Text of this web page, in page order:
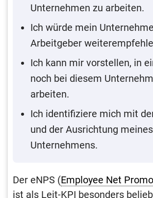
Unternehmen zu arbeiten.
Ich würde mein
Arbeitgeber
Ich kann mir vorstellen, in
noch bei diesem
arbeiten.
Ich identifiziere mich mit
und der Ausrichtung meines
Unternehmens.
Der eNPS (Employee Net
ist als Leit-KPI besonders